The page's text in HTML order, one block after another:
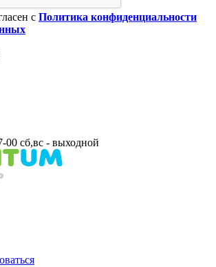
c Политика конфиденциальности
00 сб,вс - выходной